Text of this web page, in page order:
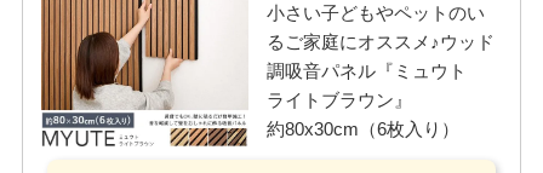
小さい子どもやペットのい
るご家庭にオススメ♪ウッド
調吸音パネル『ミュウト
ライトブラウン』
約80x30cm（6枚入り）